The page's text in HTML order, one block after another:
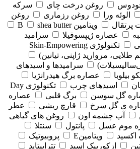
روغن درخت چای
سرکه
الوئه ورا روغن رزماری
روغن
ویتامین Bshea butter
عصاره ژیپسوفیلا
سرامید
تکنولوژی Skin-Empowering
سرامیدها و اسیدهای
بیلوبا
عصاره برگ هیدرانژیا
اسیدهای چرب
تکنولوژی Day
گل سوسن برگ قلبی
عصاره
ی گل سرخ قارچ ریشی
عطر
آب چشمه اون
روغن های گیاهی
موم عسل پانتول
سنتلا
اکسید ویتامینE
پروبیوتیک
ازکوربیک اسید تتراپپتاید